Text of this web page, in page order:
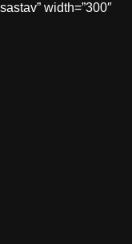
width=”300″